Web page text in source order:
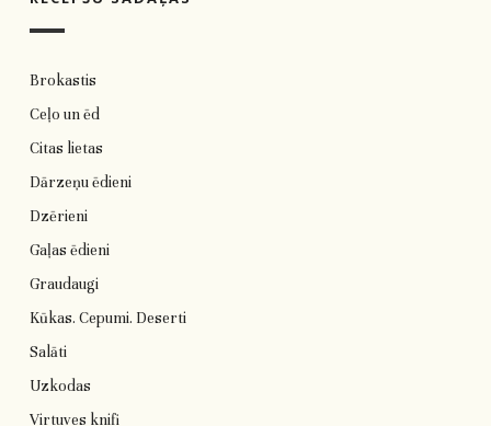
Brokastis
Ceļo un ēd
Citas lietas
Dārzeņu ēdieni
Dzērieni
Gaļas ēdieni
Graudaugi
Kūkas. Cepumi. Deserti
Salāti
Uzkodas
Virtuves knifi